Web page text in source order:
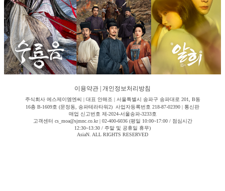
이용약관 개인정보처리방침
주식회사 에스제이엠엔씨 | 대표 안해조 | 서울특별시 송파구 송파대로 201, B동
16층 B-1609호 (문정동, 송파테라타워2) 사업자등록번호 218-87-02390 | 통신판
매업 신고번호 제-2024-서울송파-3233호
고객센터 cs_moa@sjmnc.co.kr | 02-400-6036 (평일 10:00~17:00 / 점심시간
12:30~13:30 / 주말 및 공휴일 휴무)
AsiaN. ALL RIGHTS RESERVED